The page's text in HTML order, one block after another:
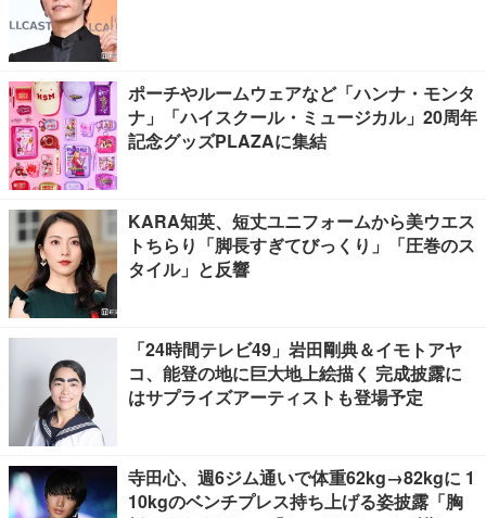
ポーチやルームウェアなど「ハンナ・モンタ
ナ」「ハイスクール・ミュージカル」20周年
記念グッズPLAZAに集結
KARA知英、短丈ユニフォームから美ウエス
トちらり「脚長すぎてびっくり」「圧巻のス
タイル」と反響
「24時間テレビ49」岩田剛典＆イモトアヤ
コ、能登の地に巨大地上絵描く 完成披露に
はサプライズアーティストも登場予定
寺田心、週6ジム通いで体重62kg→82kgに 1
10kgのベンチプレス持ち上げる姿披露「胸